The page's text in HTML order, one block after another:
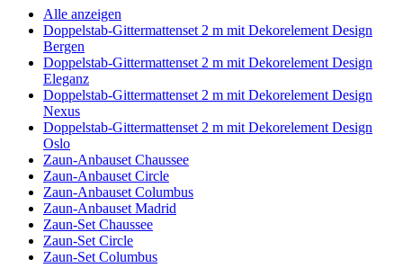
Alle anzeigen
Doppelstab-Gittermattenset 2 m mit Dekorelement Design
Bergen
Doppelstab-Gittermattenset 2 m mit Dekorelement Design
Eleganz
Doppelstab-Gittermattenset 2 m mit Dekorelement Design
Nexus
Doppelstab-Gittermattenset 2 m mit Dekorelement Design
Oslo
Zaun-Anbauset Chaussee
Zaun-Anbauset Circle
Zaun-Anbauset Columbus
Zaun-Anbauset Madrid
Zaun-Set Chaussee
Zaun-Set Circle
Zaun-Set Columbus